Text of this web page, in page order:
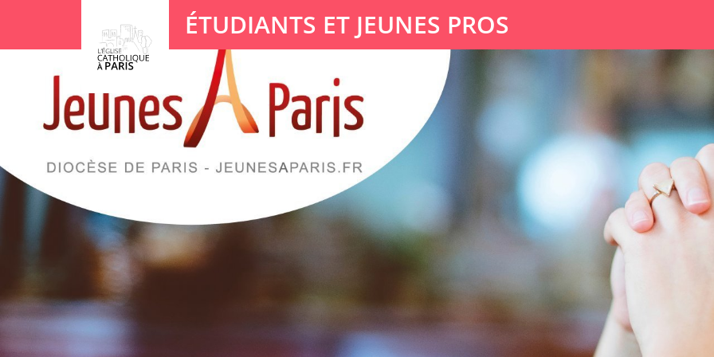
ÉTUDIANTS ET JEUNES PROS
Votre recherche
Panneau de gestion des cookies